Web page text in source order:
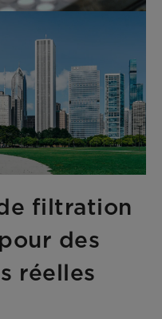
filtration
des
réelles